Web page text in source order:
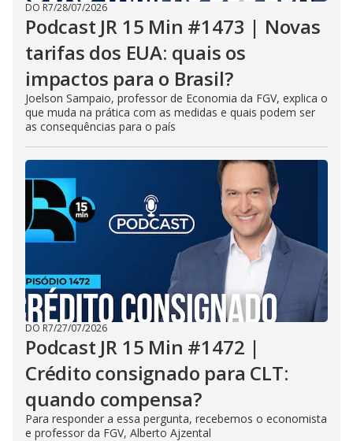
DO R7/28/07/2026
Podcast JR 15 Min #1473 | Novas
tarifas dos EUA: quais os
impactos para o Brasil?
Joelson Sampaio, professor de Economia da FGV, explica o
que muda na prática com as medidas e quais podem ser
as consequências para o país
DO R7/27/07/2026
Podcast JR 15 Min #1472 |
Crédito consignado para CLT:
quando compensa?
Para responder a essa pergunta, recebemos o economista
e professor da FGV, Alberto Ajzental